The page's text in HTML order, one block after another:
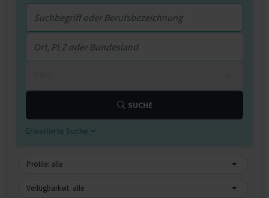
SUCHE
Erweiterte Suche
Profile: alle
Verfügbarkeit: alle